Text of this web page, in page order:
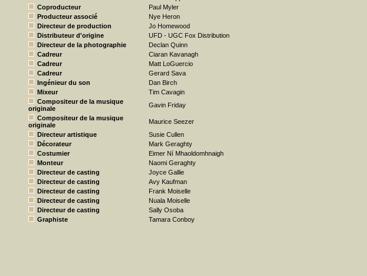
Coproducteur
Paul Myler
Producteur associé
Nye Heron
Directeur de production
Jo Homewood
Distributeur d'origine
UFD - UGC Fox Distribution
Directeur de la photographie
Declan Quinn
Cadreur
Ciaran Kavanagh
Cadreur
Matt LoGuercio
Cadreur
Gerard Sava
Ingénieur du son
Dan Birch
Mixeur
Tim Cavagin
Compositeur de la musique
originale
Gavin Friday
Compositeur de la musique
originale
Maurice Seezer
Directeur artistique
Susie Cullen
Décorateur
Mark Geraghty
Costumier
Eimer Ní Mhaoldomhnaigh
Monteur
Naomi Geraghty
Directeur de casting
Joyce Gallie
Directeur de casting
Avy Kaufman
Directeur de casting
Frank Moiselle
Directeur de casting
Nuala Moiselle
Directeur de casting
Sally Osoba
Graphiste
Tamara Conboy